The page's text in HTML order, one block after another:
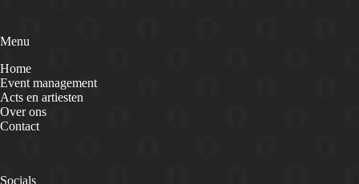
Menu
Home
Event management
Acts en artiesten
Over ons
Contact
Socials